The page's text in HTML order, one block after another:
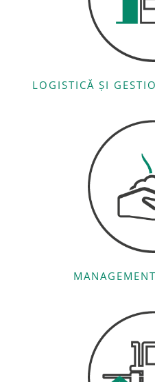
LOGISTICĂ ȘI